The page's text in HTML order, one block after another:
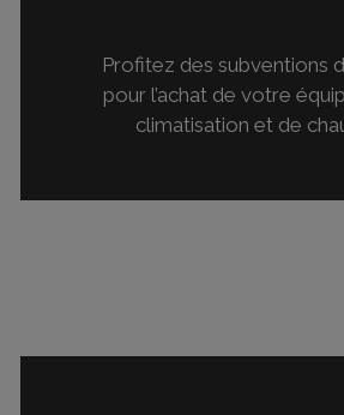
Profitez des subventions
pour l’achat de votre
climatisation et de